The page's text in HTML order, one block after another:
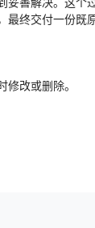
终交付一份既
改或删除。